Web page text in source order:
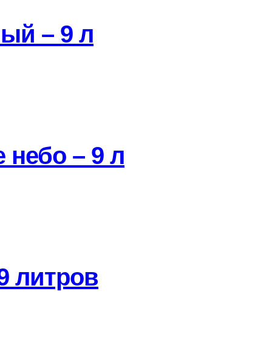
– 9 л
небо – 9 л
литров